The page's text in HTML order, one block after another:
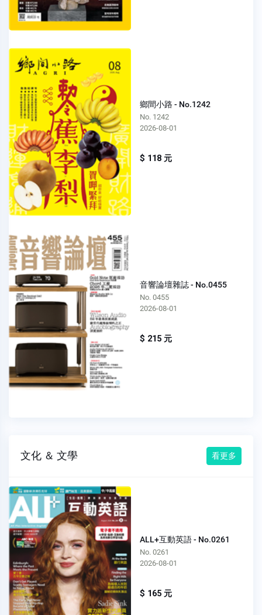
鄉間小路 - No.1242
No. 1242
2026-08-01
$ 118 元
音響論壇雜誌 - No.0455
No. 0455
2026-08-01
$ 215 元
文化 ＆ 文學 看更多
ALL+互動英語 - No.0261
No. 0261
2026-08-01
$ 165 元